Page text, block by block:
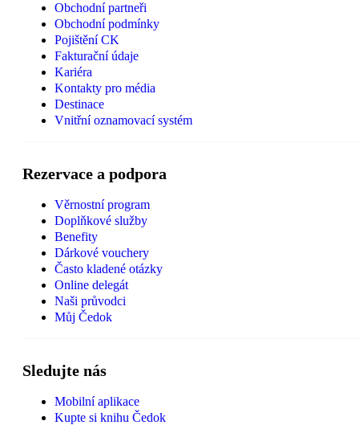
Obchodní partneři
Obchodní podmínky
Pojištění CK
Fakturační údaje
Kariéra
Kontakty pro média
Destinace
Vnitřní oznamovací systém
Rezervace a podpora
Věrnostní program
Doplňkové služby
Benefity
Dárkové vouchery
Často kladené otázky
Online delegát
Naši průvodci
Můj Čedok
Sledujte nás
Mobilní aplikace
Kupte si knihu Čedok